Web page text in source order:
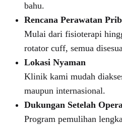
bahu.
Rencana Perawatan
Mulai dari fisioterapi
rotator cuff, semua
Lokasi Nyaman
Klinik kami mudah
maupun internasional.
Dukungan Setelah
Program pemulihan